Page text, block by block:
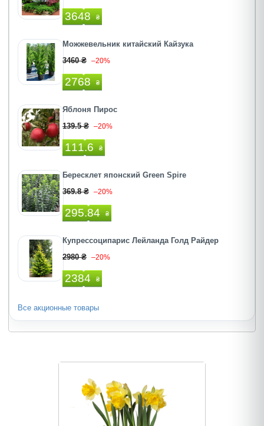
3648 ₴
Можжевельник китайский Кайзука
3460 ₴ –20%
2768 ₴
Яблоня Пирос
139.5 ₴ –20%
111.6 ₴
Бересклет японский Green Spire
369.8 ₴ –20%
295.84 ₴
Купрессоципарис Лейланда Голд Райдер
2980 ₴ –20%
2384 ₴
Все акционные товары